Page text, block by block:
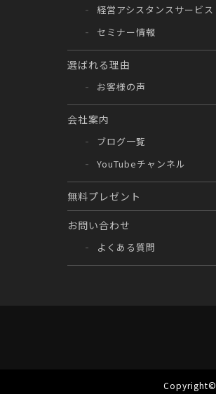
経営アシスタンスサービス
セミナー情報
選ばれる理由
お客様の声
会社案内
ブログ一覧
YouTubeチャンネル
無料プレゼント
お問い合わせ
よくある質問
Copyright©